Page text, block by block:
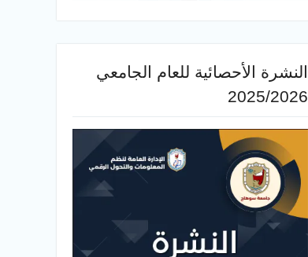
النشرة الأحصائية للعام الجامعي
2025/2026